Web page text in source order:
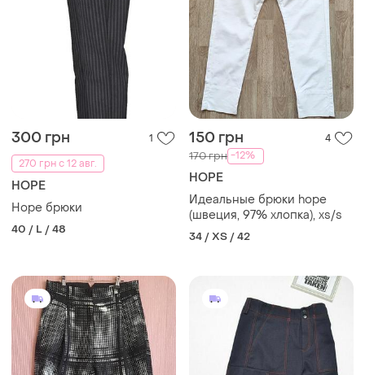
300 грн
1
270 грн с 12 авг.
HOPE
Hope брюки
40 / L / 48
150 грн 4
170 грн -12%
HOPE
Идеальные брюки hope
(швеция, 97% хлопка), xs/s
34 / XS / 42